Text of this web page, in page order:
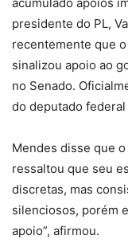
presidente do PL,
recentemente que
sinalizou apoio ao
no Senado.
do deputado
Mendes disse que
ressaltou que seu
discretas, mas
silenciosos, porém
apoio”, afirmou.